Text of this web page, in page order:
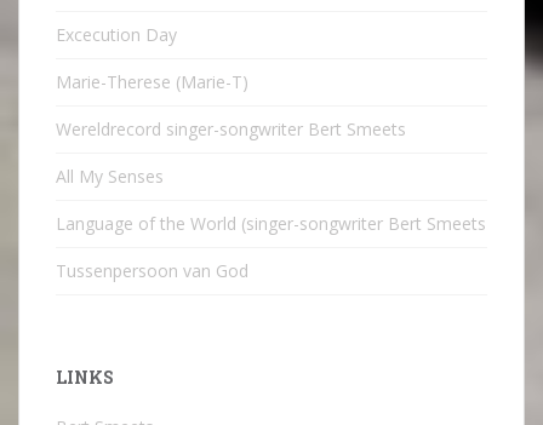
Excecution Day
Marie-Therese (Marie-T)
Wereldrecord singer-songwriter Bert Smeets
All My Senses
Language of the World (singer-songwriter Bert Smeets
Tussenpersoon van God
LINKS